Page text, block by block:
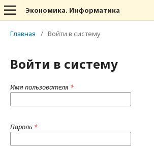
Экономика. Информатика
Главная / Войти в систему
Войти в систему
Имя пользователя *
Пароль *